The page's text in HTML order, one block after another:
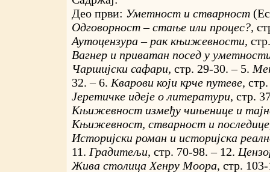
Део први: Уметност и стварност
Одговорност – стање или процес?,
Аутоцензура – рак књижевности,
Вагнер и приватан посед у
Чаршијски сафари, стр. 29-30. – 5.
32. – 6. Кварови који крче путеве,
Јеретичке идеје о литератури, стр.
Књижевност између чињенице и
Књижевност, стварност и последице
Историјски роман и историјска
11. Градитељи, стр. 70-98. – 12.
Жива столица Хенрy Моора, стр.